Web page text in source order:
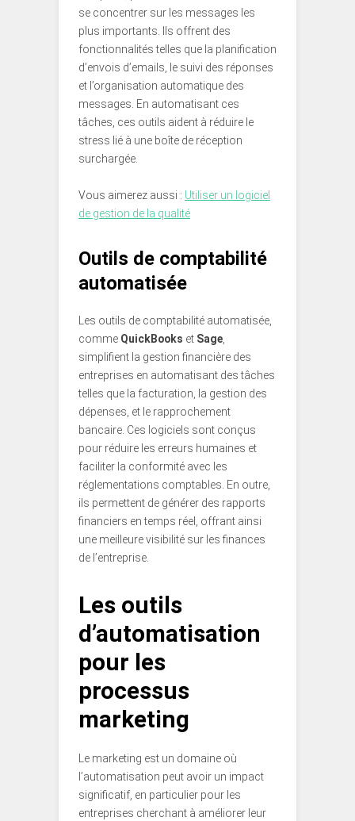
se concentrer sur les messages les
plus importants. Ils offrent des
fonctionnalités telles que la planification
d’envois d’emails, le suivi des réponses
et l’organisation automatique des
messages. En automatisant ces
tâches, ces outils aident à réduire le
stress lié à une boîte de réception
surchargée.
Vous aimerez aussi : Utiliser un logiciel
de gestion de la qualité
Outils de comptabilité
automatisée
Les outils de comptabilité automatisée,
comme QuickBooks et Sage
simplifient la gestion financière des
entreprises en automatisant des tâches
telles que la facturation, la gestion des
dépenses, et le rapprochement
bancaire. Ces logiciels sont conçus
pour réduire les erreurs humaines et
faciliter la conformité avec les
réglementations comptables. En outre,
ils permettent de générer des rapports
financiers en temps réel, offrant ainsi
une meilleure visibilité sur les finances
de l’entreprise.
Les outils
d’automatisation
pour les
processus
marketing
Le marketing est un domaine où
l’automatisation peut avoir un impact
significatif, en particulier pour les
entreprises cherchant à améliorer leur